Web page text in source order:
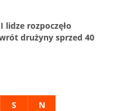
lidze rozpoczęło
drużyny sprzed 40
S N